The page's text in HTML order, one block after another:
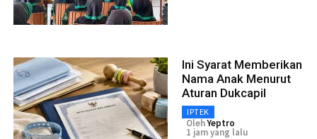
Ini Syarat Memberikan
Nama Anak Menurut
Aturan Dukcapil
IPTEK
OlehYeptro
1 jam yang lalu